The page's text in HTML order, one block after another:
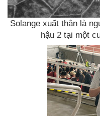
Solange xuất thân là
hậu 2 tại một